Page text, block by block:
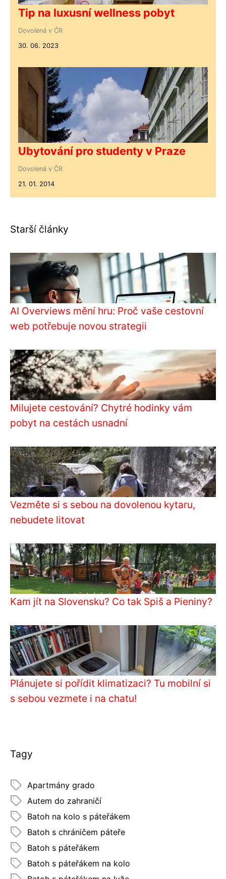
Tip na luxusní wellness pobyt
Dovolená v ČR
30. 06. 2023
Ubytování pro studenty v Praze
Dovolená v ČR
21. 01. 2014
Starší články
AI Overviews mění hru: Proč vaše cestovní
web potřebuje novou strategii
Milujete cestování? Chytré hodinky vám
pobyt na cestách usnadní
Vezměte si s sebou na dovolenou kytaru,
nebudete litovat
Kam jít na Slovensku? Co tak Spiš a Pieniny?
Plánujete si pořídit klimatizaci? Tu mobilní si
s sebou vezmete i na chatu!
Tagy
Apartmány grado
Autem do zahraničí
Batoh na kolo s páteřákem
Batoh s chráničem páteře
Batoh s páteřákem
Batoh s páteřákem na kolo